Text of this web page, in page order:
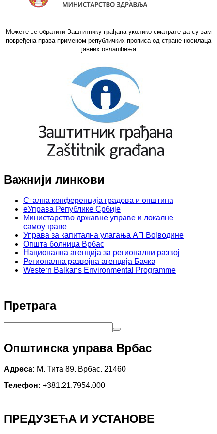
Можете се обратити Заштитнику грађана уколико сматрате да су вам
повређена права применом републичких прописа од стране носилаца
јавних овлашћења
Важнији линкови
Стална конференција градова и општина
еУправа Републике Србије
Министарство државне управе и локалне
самоуправе
Управа за капитална улагања АП Војводине
Општа болница Врбас
Национална агенција за регионални развој
Регионална развојна агенција Бачка
Western Balkans Environmental Programme
Претрага
Општинска управа Врбас
Адреса: М. Тита 89, Врбас, 21460
Телефон: +381.21.7954.000
ПРЕДУЗЕЋА И УСТАНОВЕ